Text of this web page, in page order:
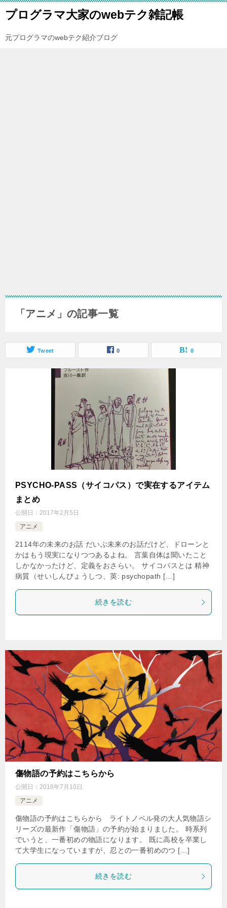
プログラマ大家のwebテク雑記帳
元プログラマのwebテク紹介ブログ
「アニメ」の記事一覧
Tweet 0 0
PSYCHO-PASS（サイコパス）で実在するアイテム
まとめ
公開日： 2017年2月5日
アニメ
2114年の未来のお話 だいぶ未来のお話だけど、ドローンと
かはもう現実になりつつあるよね。 言葉自体は聞いたこと
しかなかったけど、定義をおさらい。 サイコパスとは 精神
病質（せいしんびょうしつ、英: psychopath […]
続きを読む
傷物語の予約はこちらから
公開日： 2016年7月10日
アニメ
傷物語の予約はこちらから ライトノベル発の大人気物語シ
リーズの最新作「傷物語」の予約が始まりました。 時系列
でいうと、一番初めの物語になります。 既に高校を卒業し
て大学生になっていますが、忍との一番初めのつ […]
続きを読む